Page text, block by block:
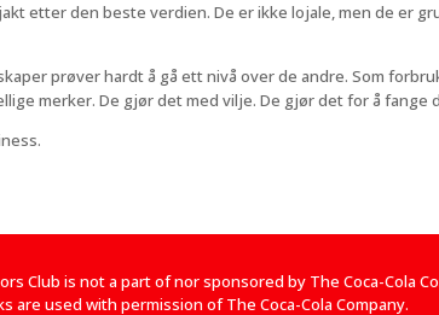
etter den beste verdien. De er ikke lojale, men de er
prøver hardt å gå ett nivå over de andre. Som
merker. De gjør det med vilje. De gjør det for å
Club is not a part of nor sponsored by The Coca-Cola
are used with permission of The Coca-Cola Company.